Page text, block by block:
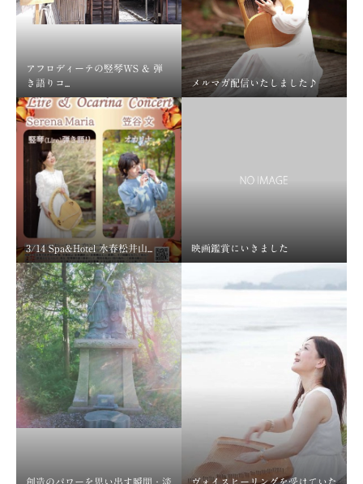
アフロディーテの竪琴WS & 弾
き語りコ...
メルマガ配信いたしました♪
3/14 Spa&Hotel 水春松井山... 映画鑑賞にいきました
創造のパワーを思い出す瞬間・淡
ヴォイスヒーリングを受けていた